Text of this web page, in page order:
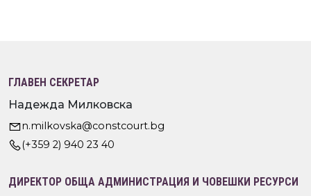
ГЛАВЕН СЕКРЕТАР
Надежда Милковска
n.milkovska@constcourt.bg
(+359 2) 940 23 40
ДИРЕКТОР ОБЩА АДМИНИСТРАЦИЯ И ЧОВЕШКИ РЕСУРСИ